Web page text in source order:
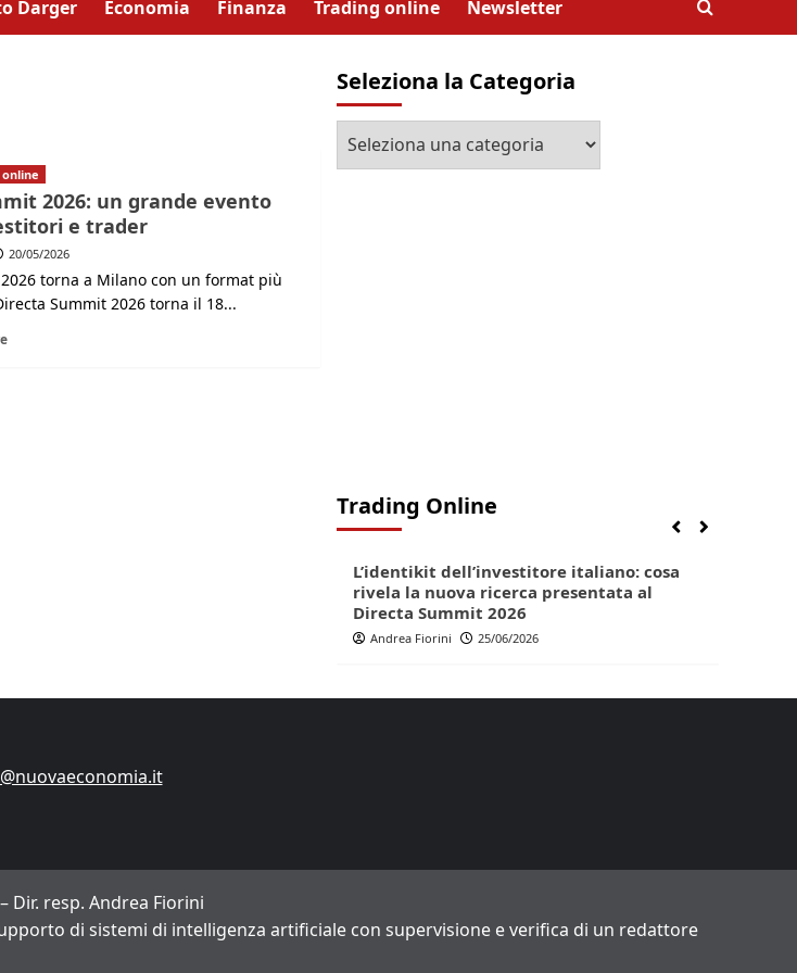
Darger Economia Finanza Trading online Newsletter
2026: un grande evento
e trader
20/05/2026
torna a Milano con un format più
Summit 2026 torna il 18...
Seleziona la Categoria
Seleziona
la
Trading Online
Finanza Lifestyle Trading online
L’identikit dell’investitore italiano: cosa
rivela la nuova ricerca presentata al
Directa Summit 2026
Andrea Fiorini 25/06/2026
Dir. resp. Andrea Fiorini
di sistemi di intelligenza artificiale con supervisione e verifica di un redattore